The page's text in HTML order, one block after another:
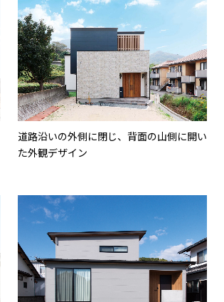
道路沿いの外側に閉じ、背面の山側に開い
た外観デザイン